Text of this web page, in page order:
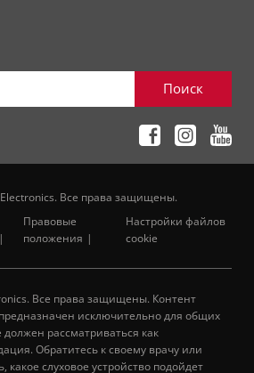
Поиск
Все права защищены.
Правовые
положения
Настройки файлов
cookie
Все права защищены. Контент
исключительно для общих
рассматриваться как
Обратитесь к своему врачу или
какое слуховое устройство подойдет